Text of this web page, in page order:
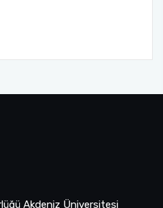
Akdeniz Üniversitesi